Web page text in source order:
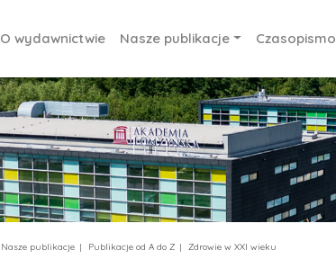
O wydawnictwie Nasze publikacje Czasopismo
Nasze publikacje Publikacje od A do Z Zdrowie w XXI wieku